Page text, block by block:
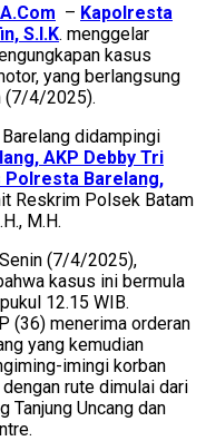
– Kapolresta
S.I.K. menggelar
kasus
yang berlangsung
(7/4/2025).
didampingi
AKP Debby Tri
Polresta Barelang,
Reskrim Polsek Batam
M.H.
(7/4/2025),
kasus ini bermula
12.15 WIB.
(36) menerima orderan
yang kemudian
imingi korban
rute dimulai dari
Tanjung Uncang dan